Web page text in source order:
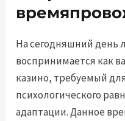
На сегодняшний день
воспринимается как
казино, требуемый
психологического
адаптации. Данное